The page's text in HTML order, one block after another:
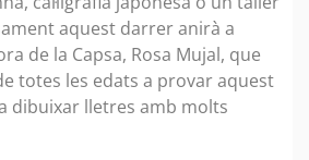
aquest darrer anirà a
de la Capsa, Rosa Mujal, que
totes les edats a provar aquest
dibuixar lletres amb molts